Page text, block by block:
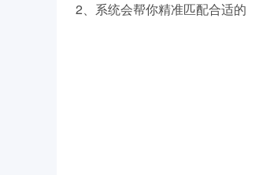
2、系统会帮你精准匹配合适的